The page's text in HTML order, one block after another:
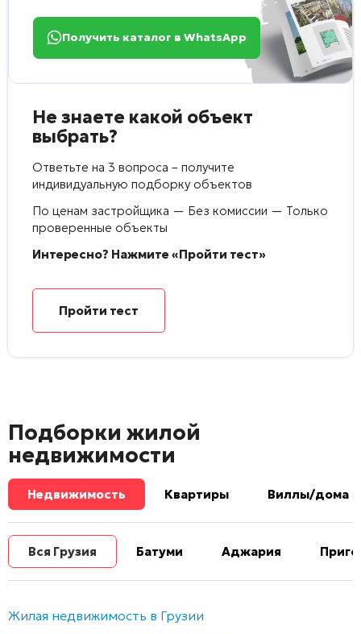
Получить каталог в WhatsApp
Не знаете какой объект
выбрать?
Ответьте на 3 вопроса – получите
индивидуальную подборку объектов
По ценам застройщика — Без комиссии — Только
проверенные объекты
Интересно? Нажмите «Пройти тест»
Пройти тест
Подборки жилой
недвижимости
Недвижимость Квартиры Виллы/дома
Вся Грузия Батуми Аджария
Жилая недвижимость в Грузии